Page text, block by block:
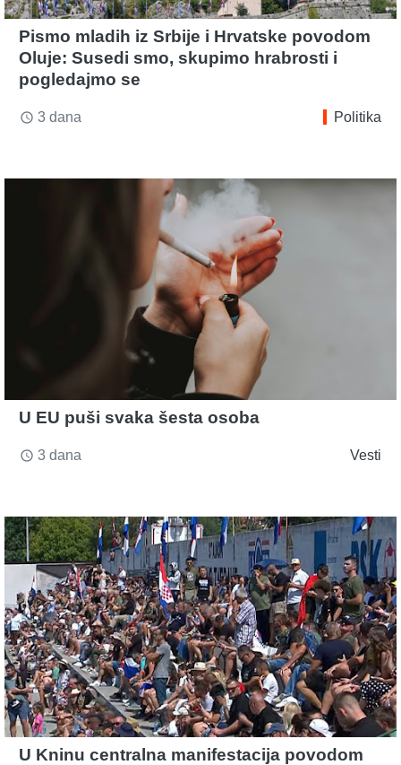
Pismo mladih iz Srbije i Hrvatske povodom
Oluje: Susedi smo, skupimo hrabrosti i
pogledajmo se
access_time 3 dana Politika
U EU puši svaka šesta osoba
access_time 3 dana Vesti
U Kninu centralna manifestacija povodom